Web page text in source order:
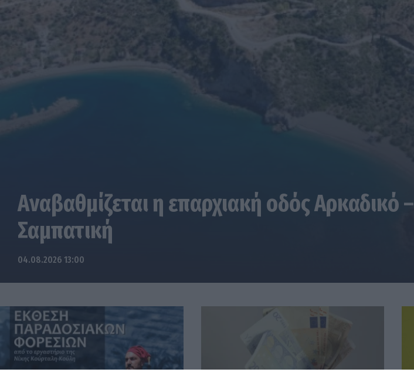
Αναβαθμίζεται η επαρχιακή οδός Αρκαδικό –
Σαμπατική
04.08.2026 13:00